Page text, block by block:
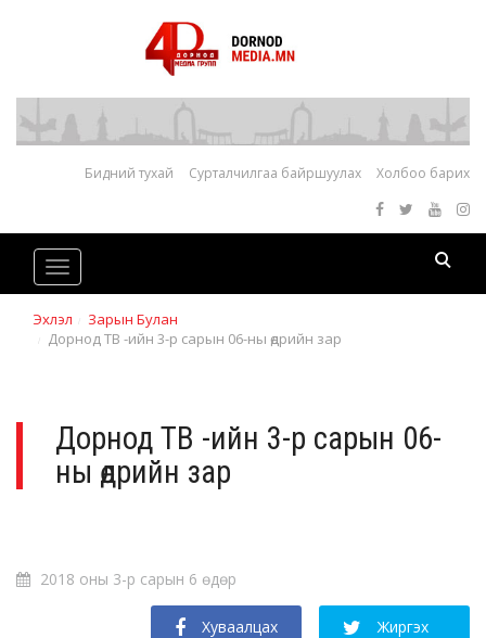
Бидний тухай Сурталчилгаа байршуулах Холбоо барих
Toggle
navigation
Эхлэл
Зарын Булан
Дорнод ТВ -ийн 3-р сарын 06-ны өдрийн зар
Дорнод ТВ -ийн 3-р сарын 06-
ны өдрийн зар
2018 оны 3-р сарын 6 өдөр
Хуваалцах Жиргэх